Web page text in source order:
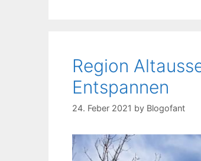
Region
Entspannen
24. Feber 2021 by Blogofant